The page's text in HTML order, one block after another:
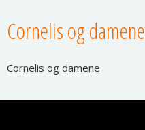
Cornelis og damene
Corne­lis og damene